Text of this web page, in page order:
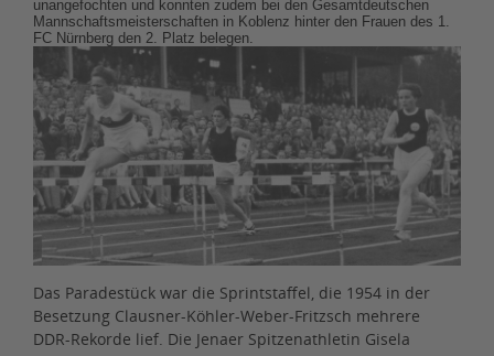
unangefochten und konnten zudem bei den Gesamtdeutschen
Mannschaftsmeisterschaften in Koblenz hinter den Frauen des 1.
FC Nürnberg den 2. Platz belegen.
Das Paradestück war die Sprintstaffel, die 1954 in der
Besetzung Clausner-Köhler-Weber-Fritzsch mehrere
DDR-Rekorde lief. Die Jenaer Spitzenathletin Gisela